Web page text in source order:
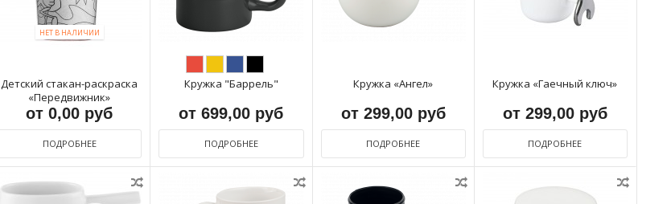
НЕТ В НАЛИЧИИ
Детский стакан-раскраска
«Передвижник»
от 0,00 руб
ПОДРОБНЕЕ
Кружка "Баррель"
от 699,00 руб
ПОДРОБНЕЕ
Кружка «Ангел»
от 299,00 руб
ПОДРОБНЕЕ
Кружка «Гаечный ключ»
от 299,00 руб
ПОДРОБНЕЕ